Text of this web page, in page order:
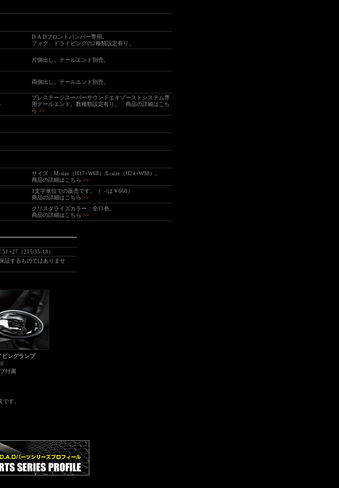
D.A.Dフロントバンパー専用。
フォグ、ドライビングの2種類設定有り。
片側出し。テールエンド別売。
両側出し。テールエンド別売。
プレステージスーパーサウンドエキゾーストシステム専
用テールエンド。数種類設定有り。 商品の詳細はこち
ら >>
サイズ：M-size（H17×W68）/L-size（H24×W98）。
商品の詳細はこちら >>
1文字単位での販売です。（ .-/は ￥660 ）
商品の詳細はこちら >>
クリスタライズカラー：全11色。
商品の詳細はこちら >>
+27（215/35-18）
証するものではありませ
ビングランプ
付属
す。